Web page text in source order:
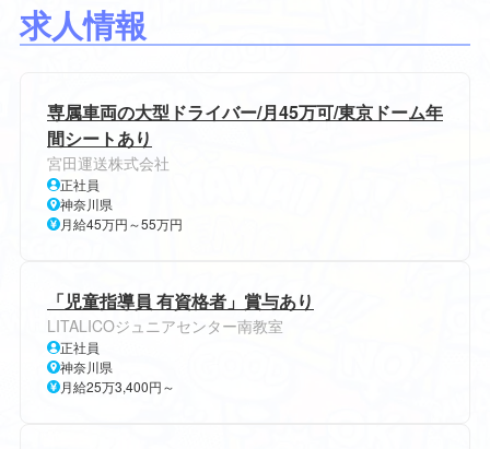
求人情報
専属車両の大型ドライバー/月45万可/東京ドーム年
間シートあり
宮田運送株式会社
正社員
神奈川県
月給45万円～55万円
「児童指導員 有資格者」賞与あり
LITALICOジュニアセンター南教室
正社員
神奈川県
月給25万3,400円～